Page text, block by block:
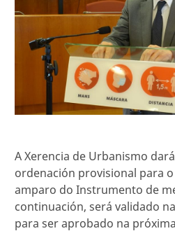
A Xerencia de Urbanismo
ordenación provisional para
amparo do Instrumento de
continuación, será validado
para ser aprobado na